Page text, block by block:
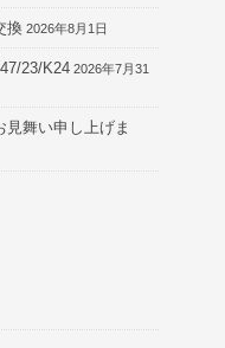
換 2026年8月1日
23/K24 2026年7月31
舞い申し上げま